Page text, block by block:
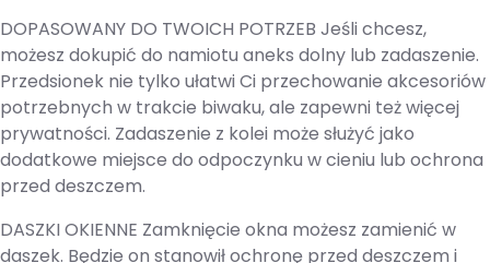
DOPASOWANY DO TWOICH POTRZEB Jeśli chcesz,
możesz dokupić do namiotu aneks dolny lub zadaszenie.
Przedsionek nie tylko ułatwi Ci przechowanie akcesoriów
potrzebnych w trakcie biwaku, ale zapewni też więcej
prywatności. Zadaszenie z kolei może służyć jako
dodatkowe miejsce do odpoczynku w cieniu lub ochrona
przed deszczem.
DASZKI OKIENNE Zamknięcie okna możesz zamienić w
daszek. Będzie on stanowił ochronę przed deszczem i